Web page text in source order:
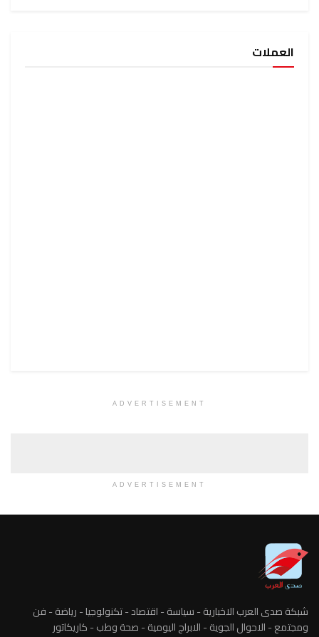
العملات
ADVERTISEMENT
ADVERTISEMENT
شبكة صدى العرب الاخبارية - سياسة - اقتصاد - تكنولوجيا - رياضة - فن
ومجتمع - الاحوال الجوية - الابراج اليومية - صحة وطب - كاريكاتور